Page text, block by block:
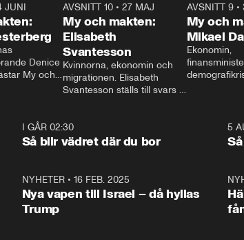
23:40
JUNI
Denice
My och
AVSNITT 10 •27 MAJ
My och makten:
Elisabeth
Svantesson
Kvinnorna, ekonomin och
migrationen. Elisabeth
Svantesson ställs till svars
AVSNITT 9•
My och
Mikael
Ekonomin,
och Makten.
1:06
I GÅR 02:30
Så blir vädret där du bor
5
NYHETER• 16 FEB. 2025
Nya vapen till Israel – då hyllas
Trump